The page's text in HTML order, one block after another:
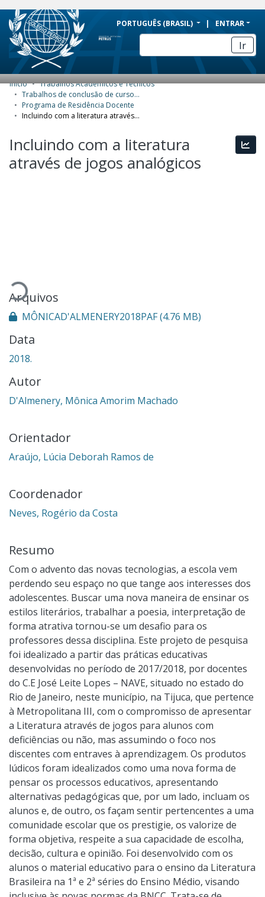
BRAZIL
Simplifique!
Comunica BR
Participe
Acesso à informação
Legislação
PORTUGUÊS (BRASIL) ENTRAR
Ir
COMUNIDADES E COLEÇÕES
NAVEGAR
ESTATÍSTICAS
SOBRE
Início
Trabalhos Acadêmicos e Técnicos
Trabalhos de conclusão de curso de Especialização
Programa de Residência Docente
Incluindo com a literatura através de jogos analógicos
Incluindo com a literatura
através de jogos analógicos
Carregando...
Arquivos
MÔNICAD'ALMENERY2018PAF(4.76 MB)
Data
2018.
Autor
D'Almenery, Mônica Amorim Machado
Orientador
Araújo, Lúcia Deborah Ramos de
Coordenador
Neves, Rogério da Costa
Resumo
Com o advento das novas tecnologias, a escola vem
perdendo seu espaço no que tange aos interesses dos
adolescentes. Buscar uma nova maneira de ensinar os
estilos literários, trabalhar a poesia, interpretação de
forma atrativa tornou-se um desafio para os
professores dessa disciplina. Este projeto de pesquisa
foi idealizado a partir das práticas educativas
desenvolvidas no período de 2017/2018, por docentes
do C.E José Leite Lopes – NAVE, situado no estado do
Rio de Janeiro, neste município, na Tijuca, que pertence
à Metropolitana III, com o compromisso de apresentar
a Literatura através de jogos para alunos com
deficiências ou não, mas assumindo o foco nos
discentes com entraves à aprendizagem. Os produtos
lúdicos foram idealizados como uma nova forma de
pensar os processos educativos, apresentando
alternativas pedagógicas que, por um lado, incluam os
alunos e, de outro, os façam sentir pertencentes a uma
comunidade escolar que os prestigie, os valorize de
forma objetiva, respeite a sua capacidade de escolha,
decisão, cultura e opinião. Foi desenvolvido com os
alunos o material educativo para o ensino da Literatura
Brasileira na 1ª e 2ª séries do Ensino Médio, visando